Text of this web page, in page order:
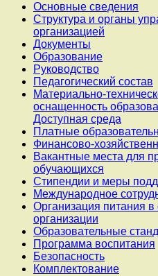
Основные сведения
Структура и органы
организацией
Документы
Образование
Руководство
Педагогический состав
Материально-
оснащенность
Доступная среда
Платные
Финансово-
Вакантные места для
обучающихся
Стипендии и меры
Международное
Организация питания в
организации
Образовательные
Программа воспитания
Безопасность
Комплектование